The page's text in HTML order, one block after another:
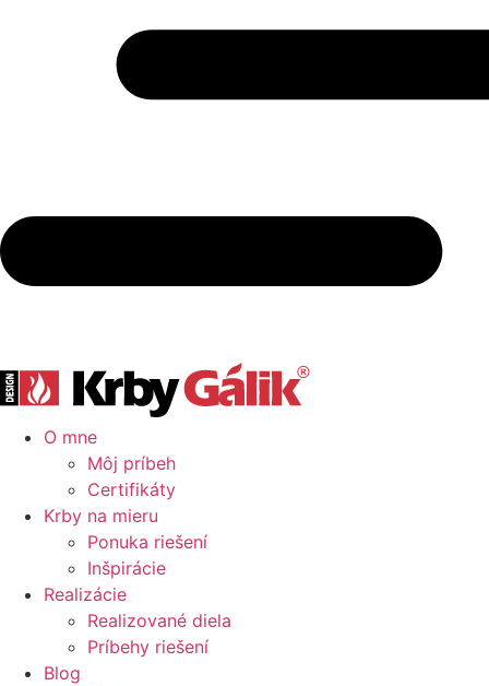
O mne
Môj príbeh
Certifikáty
Krby na mieru
Ponuka riešení
Inšpirácie
Realizácie
Realizované diela
Príbehy riešení
Blog